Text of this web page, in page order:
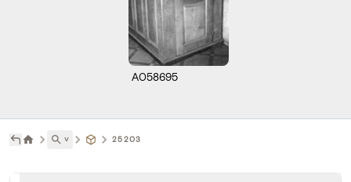
A058695
˅ 25203